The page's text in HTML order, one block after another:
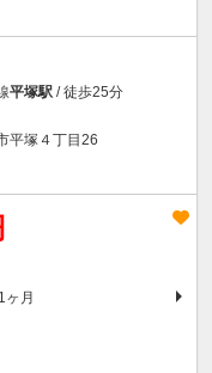
平塚駅 / 徒歩25分
平塚４丁目26
1ヶ月